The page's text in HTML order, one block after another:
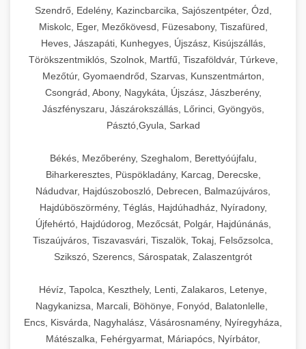
chef-iparikonyhagepek.hu
kereskedelmi sajtreszelő
Teljes körű nagykonyhai berendezések és
professzionális vendéglátóipari kellékek.
Minden, ami szükséges éttermi és catering
műveletekhez.
chef-iparikonyhagepek.hu
kereskedelmi konyhai megoldások
Szendrő, Edelény, Kazincbarcika, Sajószentpéter, Ózd,
Miskolc, Eger, Mezőkövesd, Füzesabony, Tiszafüred,
Heves, Jászapáti, Kunhegyes, Újszász, Kisújszállás,
Törökszentmiklós, Szolnok, Martfű, Tiszaföldvár, Túrkeve,
Mezőtúr, Gyomaendrőd, Szarvas, Kunszentmárton,
Csongrád, Abony, Nagykáta, Újszász, Jászberény,
Jászfényszaru, Jászárokszállás, Lőrinci, Gyöngyös,
Pásztó,Gyula, Sarkad
Békés, Mezőberény, Szeghalom, Berettyóújfalu,
Biharkeresztes, Püspökladány, Karcag, Derecske,
Nádudvar, Hajdúszoboszló, Debrecen, Balmazújváros,
Hajdúböszörmény, Téglás, Hajdúhadház, Nyíradony,
Újfehértó, Hajdúdorog, Mezőcsát, Polgár, Hajdúnánás,
Tiszaújváros, Tiszavasvári, Tiszalök, Tokaj, Felsőzsolca,
Szikszó, Szerencs, Sárospatak, Zalaszentgrót
Hévíz, Tapolca, Keszthely, Lenti, Zalakaros, Letenye,
Nagykanizsa, Marcali, Böhönye, Fonyód, Balatonlelle,
Encs, Kisvárda, Nagyhalász, Vásárosnamény, Nyíregyháza,
Mátészalka, Fehérgyarmat, Máriapócs, Nyírbátor,